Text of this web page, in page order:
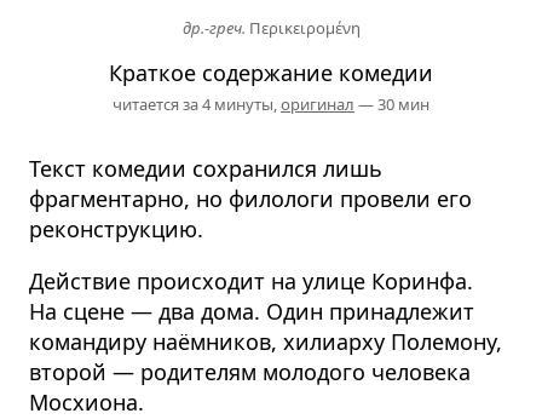
др.-греч. Περικειρομένη
Краткое содержание комедии
читается за 4 минуты,оригинал — 30 мин
Текст комедии сохранился лишь
фрагментарно, но филологи провели его
реконструкцию.
Действие происходит на улице Коринфа.
На сцене — два дома. Один принадлежит
командиру наёмников, хилиарху Полемону,
второй — родителям молодого человека
Мосхиона.